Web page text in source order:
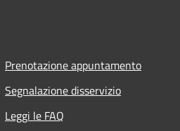
Prenotazione appuntamento
Segnalazione disservizio
Leggi le FAQ